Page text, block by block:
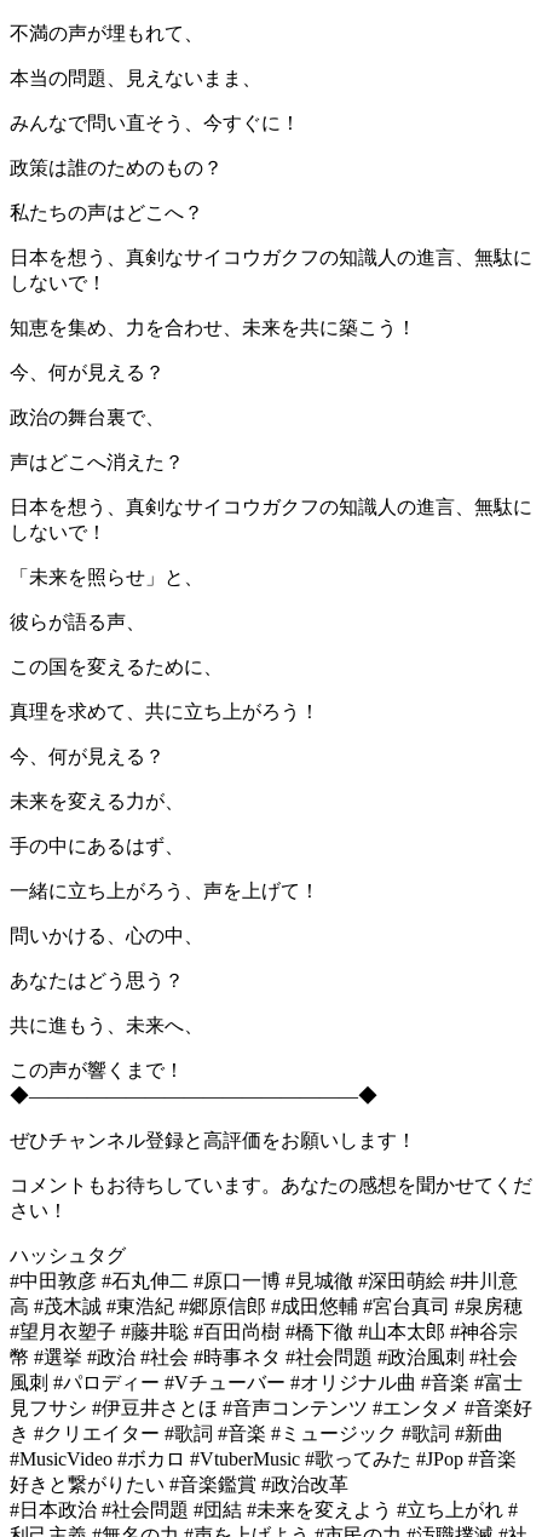
不満の声が埋もれて、
本当の問題、見えないまま、
みんなで問い直そう、今すぐに！
政策は誰のためのもの？
私たちの声はどこへ？
日本を想う、真剣なサイコウガクフの知識人の進言、無駄に
しないで！
知恵を集め、力を合わせ、未来を共に築こう！
今、何が見える？
政治の舞台裏で、
声はどこへ消えた？
日本を想う、真剣なサイコウガクフの知識人の進言、無駄に
しないで！
「未来を照らせ」と、
彼らが語る声、
この国を変えるために、
真理を求めて、共に立ち上がろう！
今、何が見える？
未来を変える力が、
手の中にあるはず、
一緒に立ち上がろう、声を上げて！
問いかける、心の中、
あなたはどう思う？
共に進もう、未来へ、
この声が響くまで！
◆―――――――――――――――――◆
ぜひチャンネル登録と高評価をお願いします！
コメントもお待ちしています。あなたの感想を聞かせてくだ
さい！
ハッシュタグ
#中田敦彦 #石丸伸二 #原口一博 #見城徹 #深田萌絵 #井川意
高 #茂木誠 #東浩紀 #郷原信郎 #成田悠輔 #宮台真司 #泉房穂
#望月衣塑子 #藤井聡 #百田尚樹 #橋下徹 #山本太郎 #神谷宗
幣 #選挙 #政治 #社会 #時事ネタ #社会問題 #政治風刺 #社会
風刺 #パロディー #Vチューバー #オリジナル曲 #音楽 #富士
見フサシ #伊豆井さとほ #音声コンテンツ #エンタメ #音楽好
き #クリエイター #歌詞 #音楽 #ミュージック #歌詞 #新曲
#MusicVideo #ボカロ #VtuberMusic #歌ってみた #JPop #音楽
好きと繋がりたい #音楽鑑賞 #政治改革
#日本政治 #社会問題 #団結 #未来を変えよう #立ち上がれ #